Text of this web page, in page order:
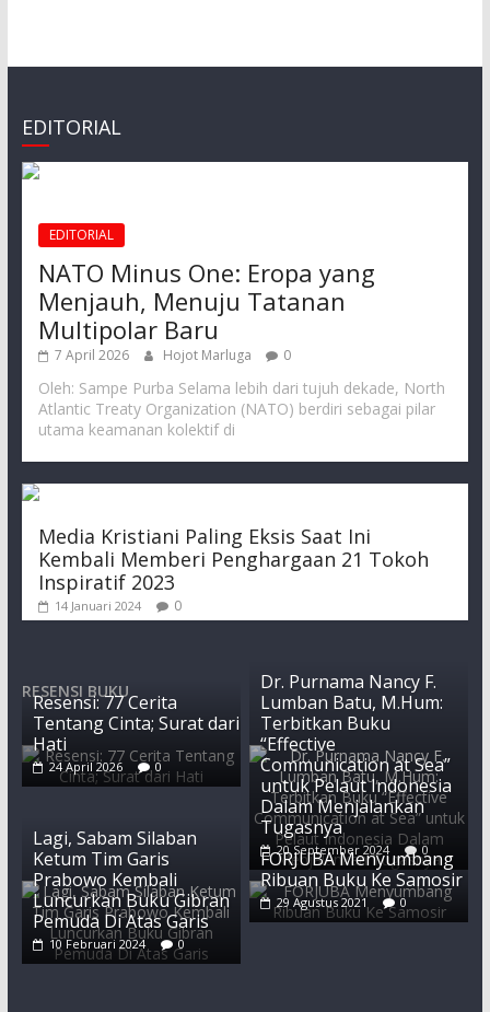
EDITORIAL
EDITORIAL
NATO Minus One: Eropa yang
Menjauh, Menuju Tatanan
Multipolar Baru
7 April 2026 Hojot Marluga 0
Oleh: Sampe Purba Selama lebih dari tujuh dekade, North
Atlantic Treaty Organization (NATO) berdiri sebagai pilar
utama keamanan kolektif di
Media Kristiani Paling Eksis Saat Ini
Kembali Memberi Penghargaan 21 Tokoh
Inspiratif 2023
14 Januari 2024 0
RESENSI BUKU
Resensi: 77 Cerita
Tentang Cinta; Surat dari
Hati
24 April 2026 0
Dr. Purnama Nancy F.
Lumban Batu, M.Hum:
Terbitkan Buku
“Effective
Communication at Sea”
untuk Pelaut Indonesia
Dalam Menjalankan
Tugasnya
20 September 2024 0
Lagi, Sabam Silaban
Ketum Tim Garis
Prabowo Kembali
Luncurkan Buku Gibran
Pemuda Di Atas Garis
10 Februari 2024 0
FORJUBA Menyumbang
Ribuan Buku Ke Samosir
29 Agustus 2021 0